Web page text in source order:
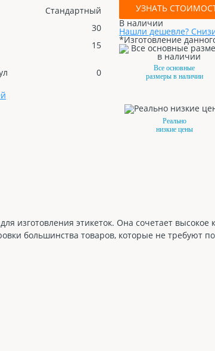
Стандартный
30
15
0
УЗНАТЬ
В наличии
Нашли дешевле?
*Изготовление
Все основные
размеры в наличии
Реально
низкие цены
изготовления этикеток. Она сочетает высокое
большинства товаров, которые не требуют